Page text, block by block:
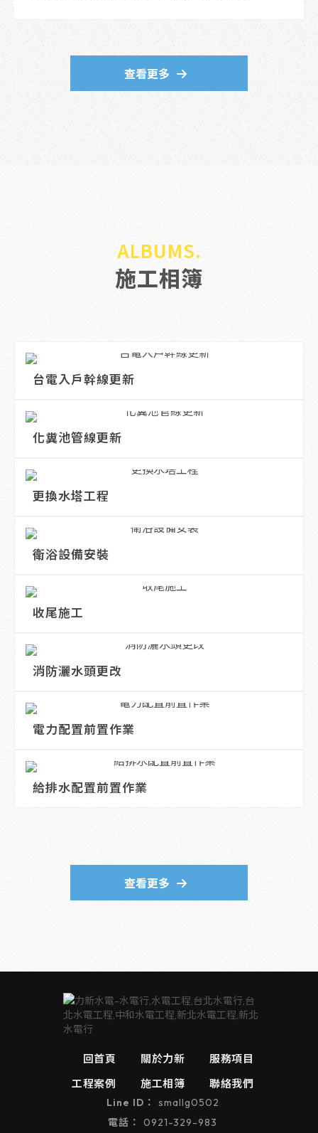
查看更多
施工相簿
台電入戶幹線更新
化糞池管線更新
更換水塔工程
衛浴設備安裝
收尾施工
消防灑水頭更改
電力配置前置作業
給排水配置前置作業
查看更多
smallg0502
0921-329-983
回首頁 關於力新
服務項目
工程案例
施工相簿 聯絡我們